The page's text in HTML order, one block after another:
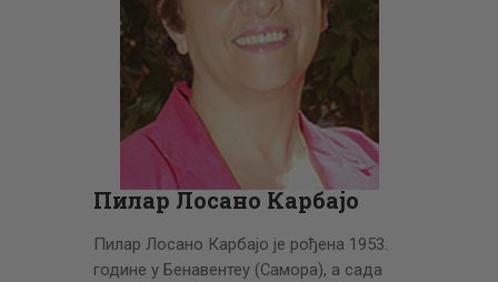
ЗАБОРАВА
АУТОРИ
АКТУЕЛНОСТИ
ЦЕНОВНИК
ПИСМО
Пилар Лосано Карбајо
Пилар Лосано Карбајо је рођена 1953.
године у Бенавентеу (Самора), а сада